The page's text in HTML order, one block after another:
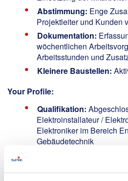
Abstimmung: Enge
Projektleiter und Kunden
Dokumentation:
wöchentlichen
Arbeitsstunden und
Kleinere Baustellen:
Your Profile:
Qualifikation:
Elektroinstallateur /
Elektroniker im Bereich
Gebäudetechnik